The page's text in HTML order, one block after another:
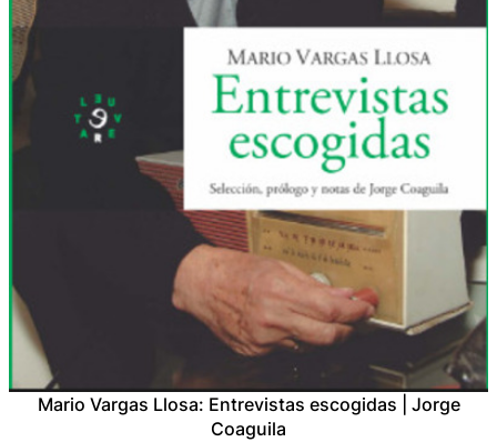
Mario Vargas Llosa: Entrevistas escogidas | Jorge
Coaguila